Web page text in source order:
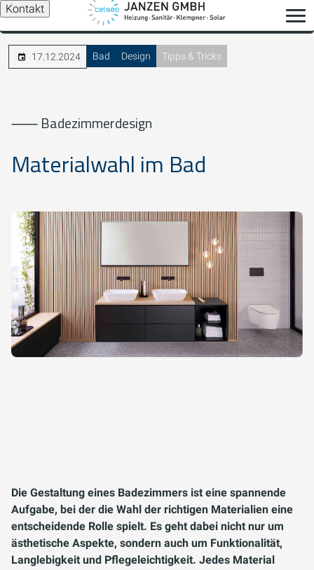
Kontakt
17.12.2024 Bad Design Tipps & Tricks
⸺ Badezimmerdesign
Materialwahl im Bad
Die Gestaltung eines Badezimmers ist eine spannende
Aufgabe, bei der die Wahl der richtigen Materialien eine
entscheidende Rolle spielt. Es geht dabei nicht nur um
ästhetische Aspekte, sondern auch um Funktionalität,
Langlebigkeit und Pflegeleichtigkeit. Jedes Material